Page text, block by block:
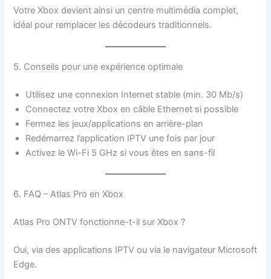
Votre Xbox devient ainsi un centre multimédia complet,
idéal pour remplacer les décodeurs traditionnels.
5. Conseils pour une expérience optimale
Utilisez une connexion Internet stable (min. 30 Mb/s)
Connectez votre Xbox en câble Ethernet si possible
Fermez les jeux/applications en arrière-plan
Redémarrez l’application IPTV une fois par jour
Activez le Wi-Fi 5 GHz si vous êtes en sans-fil
6. FAQ – Atlas Pro en Xbox
Atlas Pro ONTV fonctionne-t-il sur Xbox ?
Oui, via des applications IPTV ou via le navigateur Microsoft
Edge.